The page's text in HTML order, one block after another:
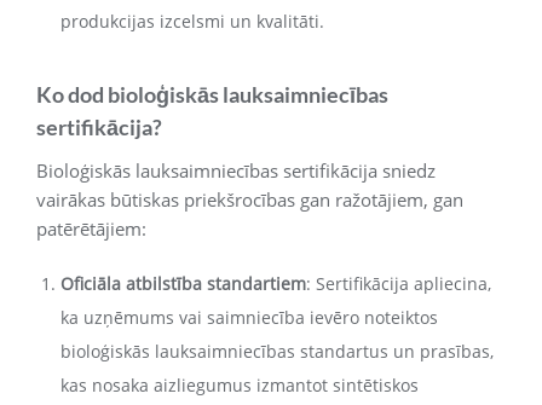
produkcijas izcelsmi un kvalitāti.
Ko dod bioloģiskās lauksaimniecības
sertifikācija?
Bioloģiskās lauksaimniecības sertifikācija sniedz
vairākas būtiskas priekšrocības gan ražotājiem, gan
patērētājiem:
Oficiāla atbilstība standartiem: Sertifikācija apliecina,
ka uzņēmums vai saimniecība ievēro noteiktos
bioloģiskās lauksaimniecības standartus un prasības,
kas nosaka aizliegumus izmantot sintētiskos